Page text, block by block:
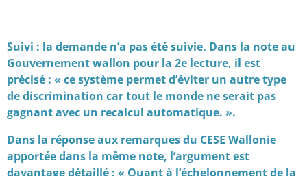
Suivi : la demande n’a pas été suivie. Dans la note au
Gouvernement wallon pour la 2e lecture, il est
précisé : « ce système permet d’éviter un autre type
de discrimination car tout le monde ne serait pas
gagnant avec un recalcul automatique. ».
Dans la réponse aux remarques du CESE Wallonie
apportée dans la même note, l’argument est
davantage détaillé : « Quant à l’échelonnement de la